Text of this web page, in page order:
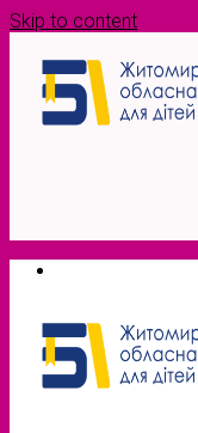
Skip to content